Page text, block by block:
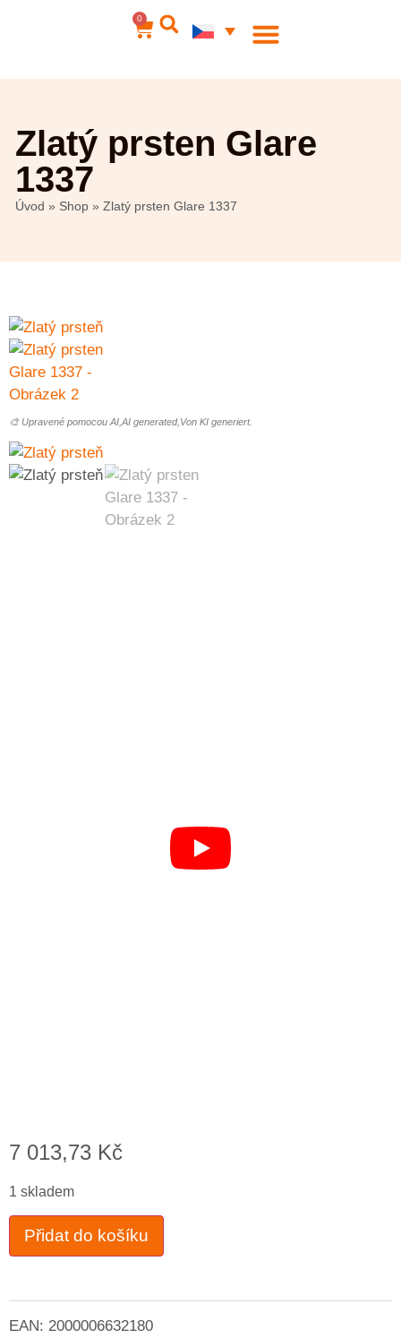
0
Zlatý prsten Glare
1337
Úvod » Shop » Zlatý prsten Glare 1337
🎨 Upravené pomocou AI,AI generated,Von KI generiert.
7 013,73 Kč
1 skladem
Přidat do košíku
EAN: 2000006632180